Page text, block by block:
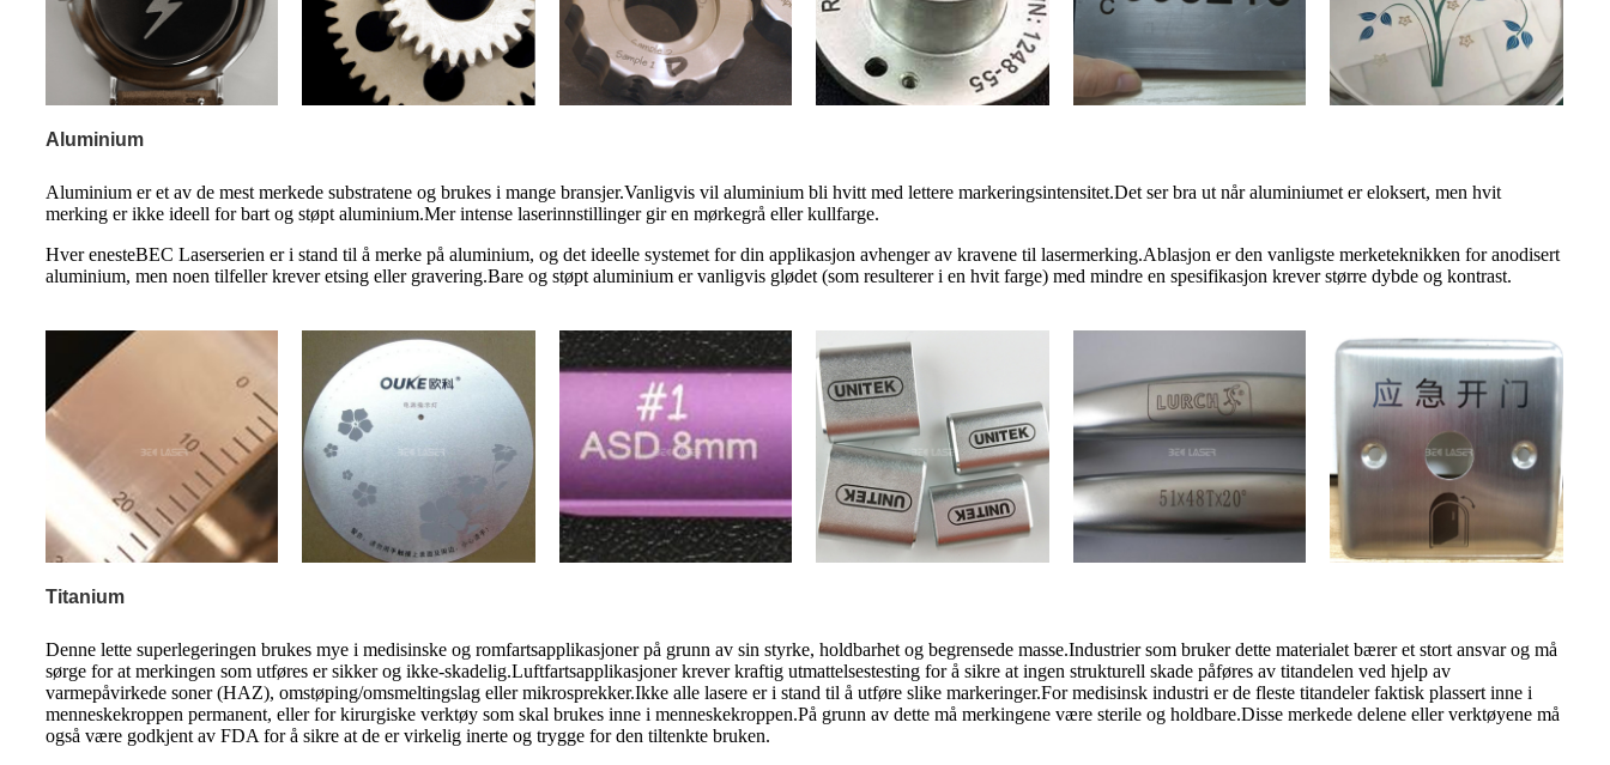
Aluminium
Aluminium er et av de mest merkede substratene og brukes i mange bransjer.Vanligvis vil aluminium bli hvitt med lettere markeringsintensitet.Det ser bra ut når aluminiumet er eloksert, men hvit
merking er ikke ideell for bart og støpt aluminium.Mer intense laserinnstillinger gir en mørkegrå eller kullfarge.
Hver enesteBEC Laserserien er i stand til å merke på aluminium, og det ideelle systemet for din applikasjon avhenger av kravene til lasermerking.Ablasjon er den vanligste merketeknikken for anodisert
aluminium, men noen tilfeller krever etsing eller gravering.Bare og støpt aluminium er vanligvis glødet (som resulterer i en hvit farge) med mindre en spesifikasjon krever større dybde og kontrast.
Titanium
Denne lette superlegeringen brukes mye i medisinske og romfartsapplikasjoner på grunn av sin styrke, holdbarhet og begrensede masse.Industrier som bruker dette materialet bærer et stort ansvar og må
sørge for at merkingen som utføres er sikker og ikke-skadelig.Luftfartsapplikasjoner krever kraftig utmattelsestesting for å sikre at ingen strukturell skade påføres av titandelen ved hjelp av
varmepåvirkede soner (HAZ), omstøping/omsmeltingslag eller mikrosprekker.Ikke alle lasere er i stand til å utføre slike markeringer.For medisinsk industri er de fleste titandeler faktisk plassert inne i
menneskekroppen permanent, eller for kirurgiske verktøy som skal brukes inne i menneskekroppen.På grunn av dette må merkingene være sterile og holdbare.Disse merkede delene eller verktøyene må
også være godkjent av FDA for å sikre at de er virkelig inerte og trygge for den tiltenkte bruken.